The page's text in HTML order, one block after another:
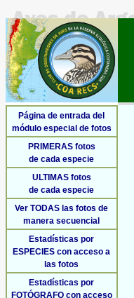
Página de entrada del
módulo especial de fotos
PRIMERAS fotos
de cada especie
ULTIMAS fotos
de cada especie
Ver TODAS las fotos de
manera secuencial
Estadísticas por
ESPECIES con acceso a
las fotos
Estadísticas por
FOTÓGRAFO con acceso